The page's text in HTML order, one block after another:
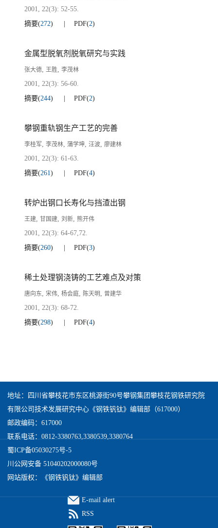
2001, 22(3): 52-55.
摘要(272) PDF(2)
金属型脱氧剂脱氧研究与实践
张大德, 王胜, 李茂林
2001, 22(3): 56-60.
摘要(244) PDF(2)
攀钢重轨钢生产工艺的完善
李桂军, 李茂林, 蒲学坤, 汪波, 廖建林
2001, 22(3): 61-63.
摘要(261) PDF(4)
转炉出钢口长寿化与挡渣出钢
王建, 甘国建, 刘新, 熊开伟
2001, 22(3): 64-67,72.
摘要(260) PDF(3)
稀土处理钢浇铸的工艺难点及对策
唐向东, 宋伟, 杨会庭, 陈天明, 曾建华
2001, 22(3): 68-72.
摘要(298) PDF(4)
地址：四川省攀枝花市东区桃源街90号攀钢集团攀枝花钢铁研究院
有限公司技术发展研究中心《钢铁钒钛》编辑部（617000）
邮政编码：617000
联系电话：0812-3380763,3380539,3380764
蜀ICP备05030275号-5
川公网安备 51040202000080号
网站版权：《钢铁钒钛》编辑部
E-mail alert
RSS